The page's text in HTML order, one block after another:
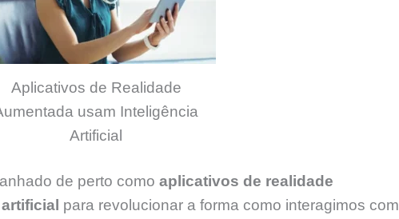
Aplicativos de Realidade
usam Inteligência
Artificial
de perto como aplicativos de realidade
para revolucionar a forma como interagimos com